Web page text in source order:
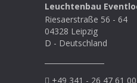
Leuchtenbau
Riesaerstraße 56 - 64
04328 Leipzig
D - Deutschland
+49 341 - 26 47 61 00